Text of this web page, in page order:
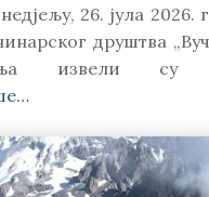
26. јула 2026.
друштва
извели су